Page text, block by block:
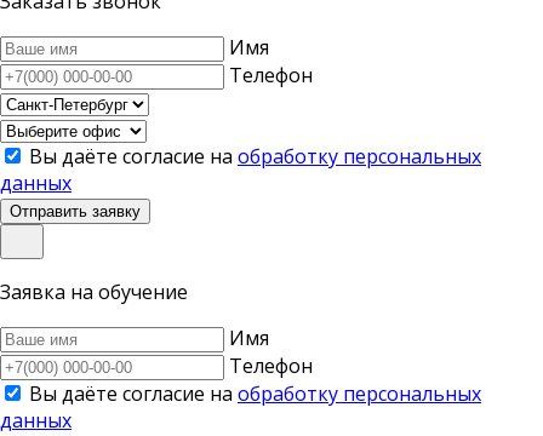
Имя
Телефон
Вы даёте согласие на обработку персональных
данных
Отправить заявку
Заявка на обучение
Имя
Телефон
Вы даёте согласие на обработку персональных
данных